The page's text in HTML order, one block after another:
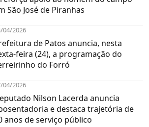
São José de Piranhas
04/2026
de Patos anuncia, nesta
feira (24), a programação do
do Forró
04/2026
Nilson Lacerda anuncia
e destaca trajetória de
anos de serviço público